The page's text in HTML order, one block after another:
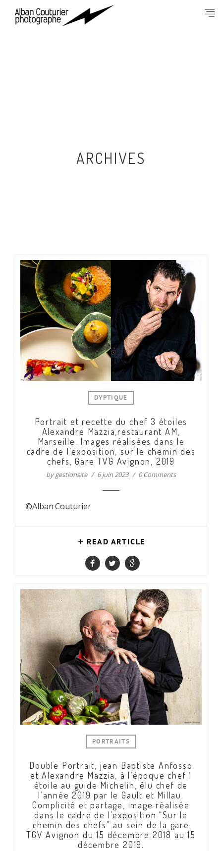
ARCHIVES
DYPTIQUE
Portrait et recette du chef 3 étoiles
Alexandre Mazzia,restaurant AM,
Marseille. Images réalisées dans le
cadre de l’exposition, sur le chemin des
chefs, Gare TVG Avignon, 2019
bygestionsite 6 juin 2023 0 Comments
©Alban Couturier
READ ARTICLE
PORTRAITS
Double Portrait, jean Baptiste Anfosso
et Alexandre Mazzia, à l’époque chef 1
étoile au guide Michelin, élu chef de
l’année 2019 par le Gault et Millau.
Complicité et partage, image réalisée
dans le cadre de l’exposition “Sur le
chemin des chefs” au sein de la gare
TGV Avignon du 15 décembre 2018 au 15
décembre 2019.